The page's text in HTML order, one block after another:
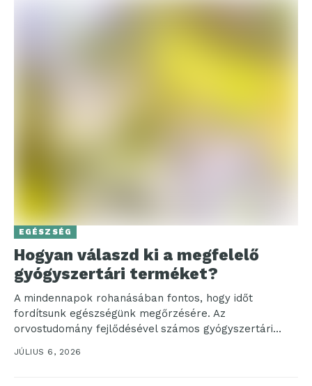
EGÉSZSÉG
Hogyan válaszd ki a megfelelő
gyógyszertári terméket?
A mindennapok rohanásában fontos, hogy időt
fordítsunk egészségünk megőrzésére. Az
orvostudomány fejlődésével számos gyógyszertári
termék segíthet a betegségek megelőzésében és
kezelésében. De vajon...
JÚLIUS 6, 2026